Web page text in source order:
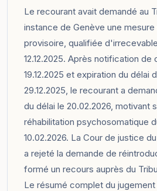
Le recourant avait demandé au
instance de Genève une
provisoire, qualifiée
12.12.2025. Après notification
19.12.2025 et expiration du délai
29.12.2025, le recourant a
du délai le 20.02.2026, motivant
réhabilitation psychosomatique
10.02.2026. La Cour de justice
a rejeté la demande de
formé un recours auprès du
Le résumé complet du